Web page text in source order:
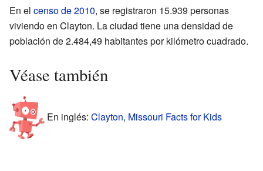
En el censo de 2010, se registraron 15.939 personas
viviendo en Clayton. La ciudad tiene una densidad de
población de 2.484,49 habitantes por kilómetro cuadrado.
Véase también
En inglés: Clayton, Missouri Facts for Kids